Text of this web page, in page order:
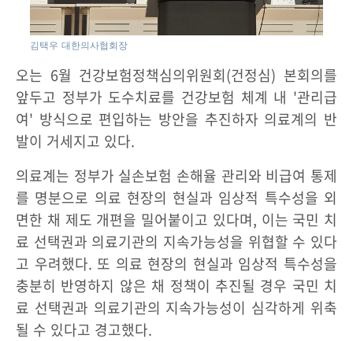
김택우 대한의사협회장
오는 6월 건강보험정책심의위원회(건정심) 본회의를
앞두고 정부가 도수치료를 건강보험 체계 내 '관리급
여' 방식으로 편입하는 방안을 추진하자 의료계의 반
발이 거세지고 있다.
의료계는 정부가 실손보험 손해율 관리와 비급여 통제
를 명분으로 의료 현장의 현실과 임상적 특수성을 외
면한 채 제도 개편을 밀어붙이고 있다며, 이는 국민 치
료 선택권과 의료기관의 지속가능성을 위협할 수 있다
고 우려했다. 또 의료 현장의 현실과 임상적 특수성을
충분히 반영하지 않은 채 정책이 추진될 경우 국민 치
료 선택권과 의료기관의 지속가능성이 심각하게 위축
될 수 있다고 경고했다.